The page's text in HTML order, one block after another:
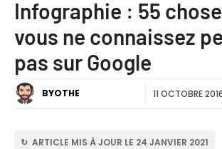
Infographie : 55
vous ne connaissez
pas sur Google
BYOTHE 11 OCTOBRE
↻ ARTICLE MIS À JOUR LE 24 JANVIER 2021